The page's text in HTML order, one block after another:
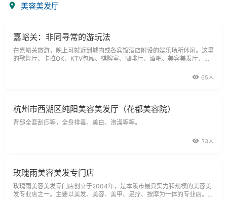
美容美发厅
嘉峪关：非同寻常的游玩法
在嘉峪关旅游，晚上可就近到城内或各宾馆酒店附设的娱乐场所休闲。这里
的歌舞厅、卡拉OK、KTV包厢、棋牌室、咖啡厅、酒吧、美容美发厅、台
65人
杭州市西湖区纯阳美容美发厅（花都美容院）
背部全套刮痧等，全身排毒、美白、泡澡等等。
33人
玫瑰雨美容美发专门店
玫瑰雨美容美发专门店创立于2004年，是本溪市最具实力和规模的美容美
发专业店之一。主要以美发、美容、美甲、足疗、按摩为一体的专业店。玫